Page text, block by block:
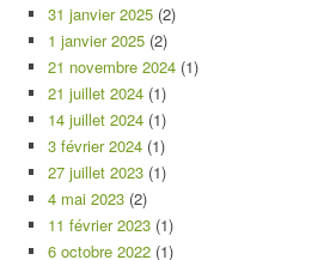
31 janvier 2025 (2)
1 janvier 2025 (2)
21 novembre 2024 (1)
21 juillet 2024 (1)
14 juillet 2024 (1)
3 février 2024 (1)
27 juillet 2023 (1)
4 mai 2023 (2)
11 février 2023 (1)
6 octobre 2022 (1)